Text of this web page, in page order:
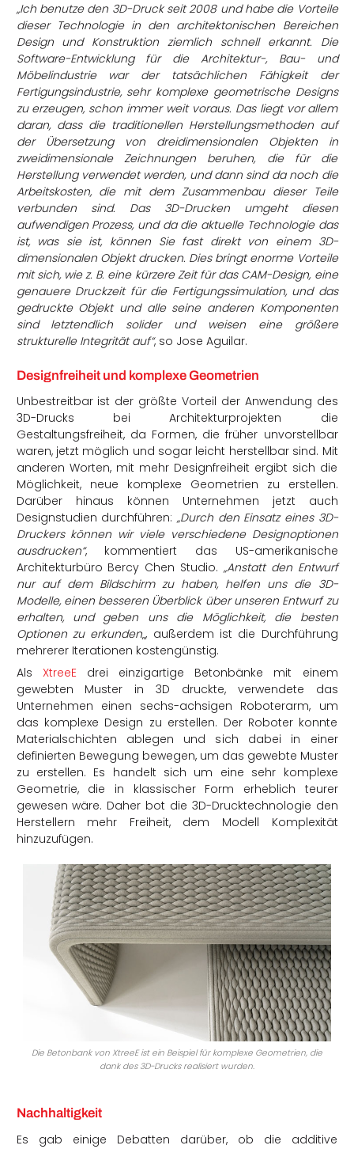
„Ich benutze den 3D-Druck seit 2008 und habe die Vorteile
dieser Technologie in den architektonischen Bereichen
Design und Konstruktion ziemlich schnell erkannt. Die
Software-Entwicklung für die Architektur-, Bau- und
Möbelindustrie war der tatsächlichen Fähigkeit der
Fertigungsindustrie, sehr komplexe geometrische Designs
zu erzeugen, schon immer weit voraus. Das liegt vor allem
daran, dass die traditionellen Herstellungsmethoden auf
der Übersetzung von dreidimensionalen Objekten in
zweidimensionale Zeichnungen beruhen, die für die
Herstellung verwendet werden, und dann sind da noch die
Arbeitskosten, die mit dem Zusammenbau dieser Teile
verbunden sind. Das 3D-Drucken umgeht diesen
aufwendigen Prozess, und da die aktuelle Technologie das
ist, was sie ist, können Sie fast direkt von einem 3D-
dimensionalen Objekt drucken. Dies bringt enorme Vorteile
mit sich, wie z. B. eine kürzere Zeit für das CAM-Design, eine
genauere Druckzeit für die Fertigungssimulation, und das
gedruckte Objekt und alle seine anderen Komponenten
sind letztendlich solider und weisen eine größere
strukturelle Integrität auf“, so Jose Aguilar.
Designfreiheit und komplexe Geometrien
Unbestreitbar ist der größte Vorteil der Anwendung des
3D-Drucks bei Architekturprojekten die
Gestaltungsfreiheit, da Formen, die früher unvorstellbar
waren, jetzt möglich und sogar leicht herstellbar sind. Mit
anderen Worten, mit mehr Designfreiheit ergibt sich die
Möglichkeit, neue komplexe Geometrien zu erstellen.
Darüber hinaus können Unternehmen jetzt auch
Designstudien durchführen: „Durch den Einsatz eines 3D-
Druckers können wir viele verschiedene Designoptionen
ausdrucken“, kommentiert das US-amerikanische
Architekturbüro Bercy Chen Studio. „Anstatt den Entwurf
nur auf dem Bildschirm zu haben, helfen uns die 3D-
Modelle, einen besseren Überblick über unseren Entwurf zu
erhalten, und geben uns die Möglichkeit, die besten
Optionen zu erkunden„, außerdem ist die Durchführung
mehrerer Iterationen kostengünstig.
Als XtreeEdrei einzigartige Betonbänke mit einem
gewebten Muster in 3D druckte, verwendete das
Unternehmen einen sechs-achsigen Roboterarm, um
das komplexe Design zu erstellen. Der Roboter konnte
Materialschichten ablegen und sich dabei in einer
definierten Bewegung bewegen, um das gewebte Muster
zu erstellen. Es handelt sich um eine sehr komplexe
Geometrie, die in klassischer Form erheblich teurer
gewesen wäre. Daher bot die 3D-Drucktechnologie den
Herstellern mehr Freiheit, dem Modell Komplexität
hinzuzufügen.
Die Betonbank von XtreeE ist ein Beispiel für komplexe Geometrien, die
dank des 3D-Drucks realisiert wurden.
Nachhaltigkeit
Es gab einige Debatten darüber, ob die additive